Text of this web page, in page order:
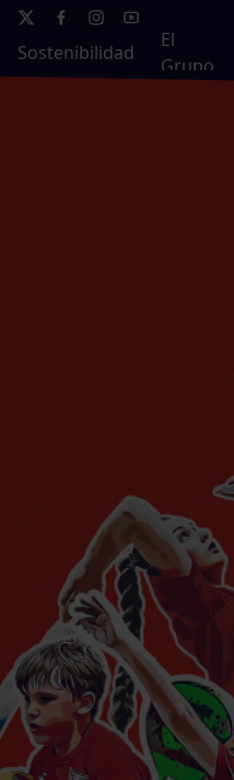
Sostenibilidad
El
Grupo